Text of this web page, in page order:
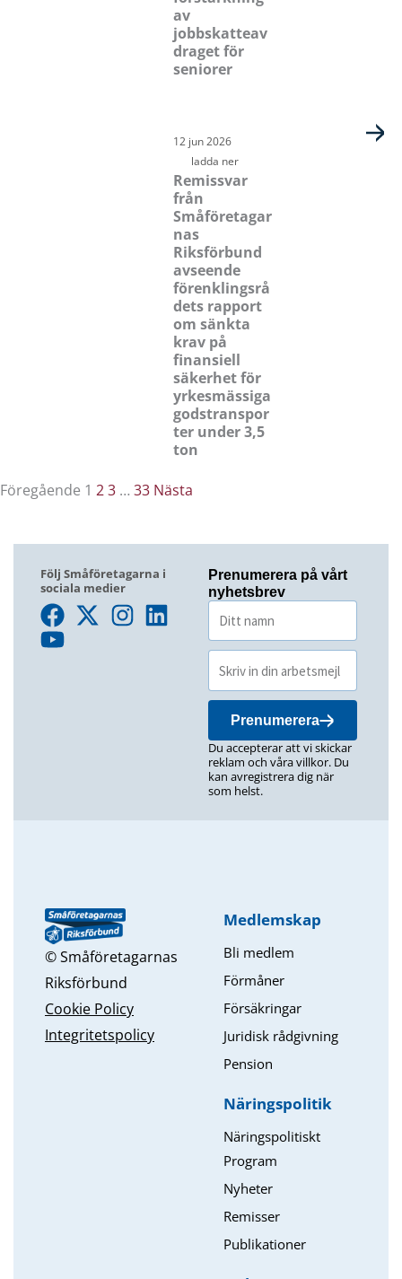
av
jobbskatteav
draget för
seniorer
12 jun 2026
ladda ner
Remissvar
från
Småföretagar
nas
Riksförbund
avseende
förenklingsrå
dets rapport
om sänkta
krav på
finansiell
säkerhet för
yrkesmässiga
godstranspor
ter under 3,5
ton
Föregående 1 23 … 33 Nästa
Följ Småföretagarna i
sociala medier
Prenumerera på vårt
nyhetsbrev
Prenumerera
Du accepterar att vi skickar
reklam och våra villkor. Du
kan avregistrera dig när
som helst.
© Småföretagarnas
Riksförbund
Cookie Policy
Integritetspolicy
Medlemskap
Bli medlem
Förmåner
Försäkringar
Juridisk rådgivning
Pension
Näringspolitik
Näringspolitiskt
Program
Nyheter
Remisser
Publikationer